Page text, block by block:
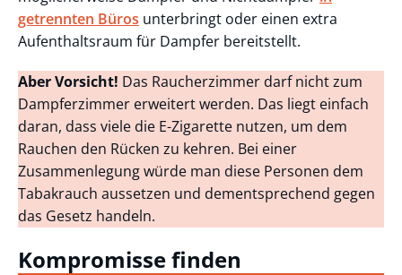
getrennten Büros unterbringt oder einen extra
Aufenthaltsraum für Dampfer bereitstellt.
Aber Vorsicht! Das Raucherzimmer darf nicht zum
Dampferzimmer erweitert werden. Das liegt einfach
daran, dass viele die E-Zigarette nutzen, um dem
Rauchen den Rücken zu kehren. Bei einer
Zusammenlegung würde man diese Personen dem
Tabakrauch aussetzen und dementsprechend gegen
das Gesetz handeln.
Kompromisse finden